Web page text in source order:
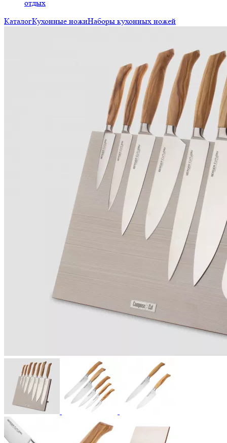
отдых
КаталогКухонные ножиНаборы кухонных ножей